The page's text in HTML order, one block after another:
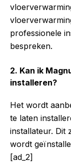
professionele
bespreken.
2. Kan ik
installeren?
Het wordt
te laten
installateur. Dit
wordt geïnstalle
[ad_2]